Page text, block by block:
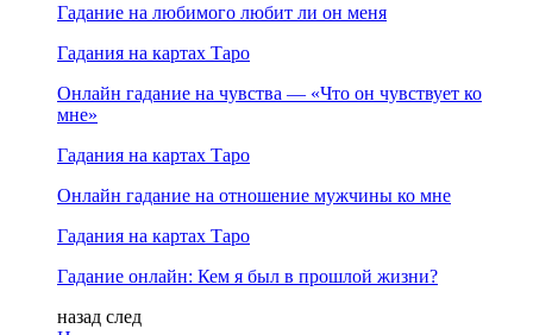
Гадание на любимого любит ли он меня
Гадания на картах Таро
Онлайн гадание на чувства — «Что он чувствует ко
мне»
Гадания на картах Таро
Онлайн гадание на отношение мужчины ко мне
Гадания на картах Таро
Гадание онлайн: Кем я был в прошлой жизни?
назад след